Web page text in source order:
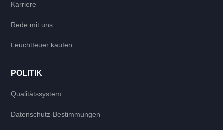
Karriere
Rede mit uns
Leuchtfeuer kaufen
POLITIK
Qualitätssystem
Datenschutz-Bestimmungen